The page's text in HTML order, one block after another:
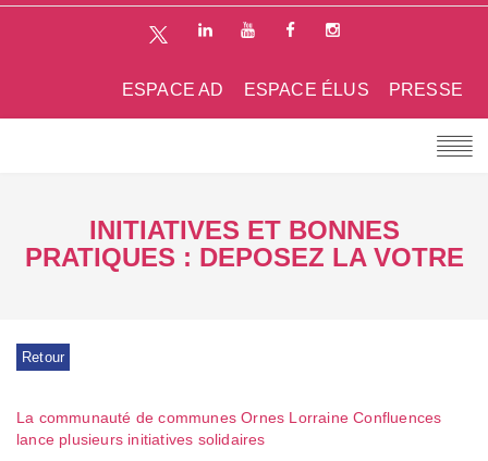
PRESSE
ESPACE ÉLUS
ESPACE AD
INITIATIVES ET BONNES
PRATIQUES : DEPOSEZ LA VOTRE
Retour
La communauté de communes Ornes Lorraine Confluences
lance plusieurs initiatives solidaires